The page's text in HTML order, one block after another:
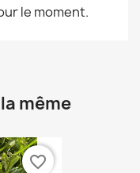
le moment.
même
favorite_border